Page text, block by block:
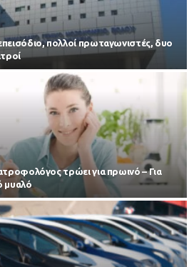
πολλοί πρωταγωνιστές, δυο
τρώει για πρωινό – Για
μυαλό